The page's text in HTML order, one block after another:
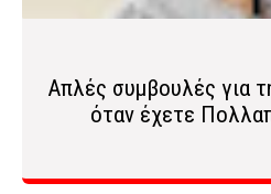
Απλές συμβουλές για
όταν έχετε